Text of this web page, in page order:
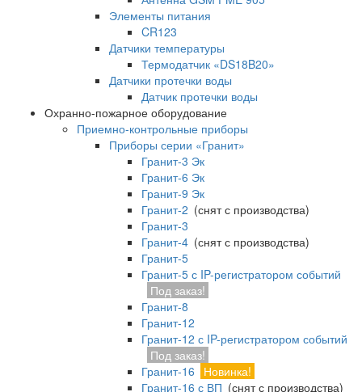
Элементы питания
CR123
Датчики температуры
Термодатчик «DS18B20»
Датчики протечки воды
Датчик протечки воды
Охранно-пожарное оборудование
Приемно-контрольные приборы
Приборы серии «Гранит»
Гранит-3 Эк
Гранит-6 Эк
Гранит-9 Эк
Гранит-2 (снят с производства)
Гранит-3
Гранит-4 (снят с производства)
Гранит-5
Гранит-5 с IP-регистратором событий
Под заказ!
Гранит-8
Гранит-12
Гранит-12 с IP-регистратором событий
Под заказ!
Гранит-16
Новинка!
Гранит-16 с ВП (снят с производства)